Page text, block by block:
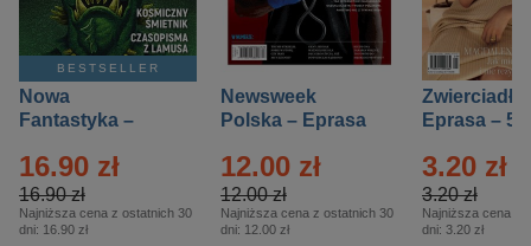
BESTSELLER
Nowa
Fantastyka –
16.90 zł
16.90 zł
Najniższa cena z ostatnich 30
dni: 16.90 zł
Newsweek
Polska – Eprasa
12.00 zł
12.00 zł
Najniższa cena z ostatnich 30
dni: 12.00 zł
Zwierciadło
Eprasa – 5/
3.20 zł
3.20 zł
Najniższa cena z
dni: 3.20 zł